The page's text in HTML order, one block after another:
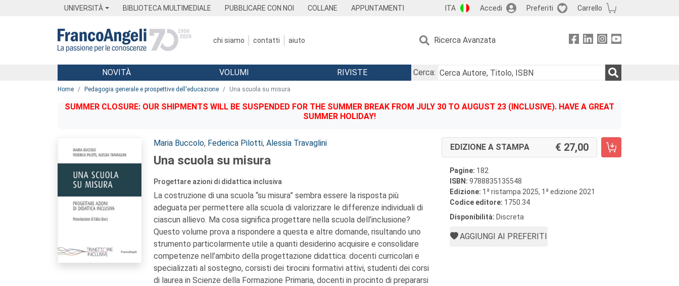
UNIVERSITÀ BIBLIOTECA MULTIMEDIALE PUBBLICARE CON NOI COLLANE APPUNTAMENTI ITA Accedi Preferiti Carrello
chi siamo contatti aiuto Ricerca Avanzata
Menu
NOVITÀ VOLUMI RIVISTE
Cerca:
Home Pedagogia generale e prospettive dell'educazione Una scuola su misura
SUMMER CLOSURE: OUR SHIPMENTS WILL BE SUSPENDED FOR THE SUMMER BREAK FROM JULY 30 TO AUGUST 23 (INCLUSIVE). HAVE A GREAT
SUMMER HOLIDAY!
Autori:
Maria Buccolo, Federica Pilotti, Alessia Travaglini
Una scuola su misura
Progettare azioni di didattica inclusiva
La costruzione di una scuola “su misura” sembra essere la risposta più
adeguata per permettere alla scuola di valorizzare le differenze individuali di
ciascun allievo. Ma cosa significa progettare nella scuola dell’inclusione?
Questo volume prova a rispondere a questa e altre domande, risultando uno
strumento particolarmente utile a quanti desiderino acquisire e consolidare
competenze nell’ambito della progettazione didattica: docenti curricolari e
specializzati al sostegno, corsisti dei tirocini formativi attivi, studenti dei corsi
di laurea in Scienze della Formazione Primaria, docenti in procinto di prepararsi
EDIZIONE A STAMPA 27,00
Pagine: 182
ISBN: 9788835135548
Edizione: 1 a ristampa 2025, 1 a edizione 2021
Codice editore: 1750.34
Disponibilità: Discreta
AGGIUNGI AI PREFERITI